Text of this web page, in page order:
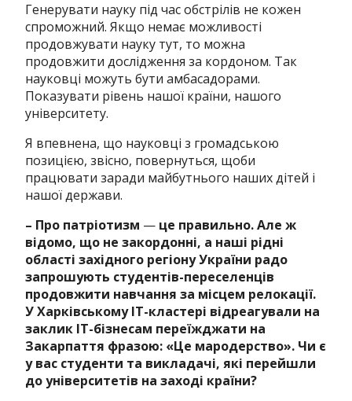
Генерувати науку під час обстрілів не кожен
спроможний. Якщо немає можливості
продовжувати науку тут, то можна
продовжити дослідження за кордоном. Так
науковці можуть бути амбасадорами.
Показувати рівень нашої країни, нашого
університету.
Я впевнена, що науковці з громадською
позицією, звісно, повернуться, щоби
працювати заради майбутнього наших дітей і
нашої держави.
– Про патріотизм — це правильно. Але ж
відомо, що не закордонні, а наші рідні
області західного регіону України радо
запрошують студентів-переселенців
продовжити навчання за місцем релокації.
У Харківському ІТ-кластері відреагували на
заклик ІТ-бізнесам переїжджати на
Закарпаття фразою: «Це мародерство». Чи є
у вас студенти та викладачі, які перейшли
до університетів на заході країни?